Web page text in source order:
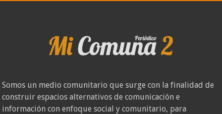
Somos un medio comunitario que surge con la finalidad de
construir espacios alternativos de comunicación e
información con enfoque social y comunitario, para